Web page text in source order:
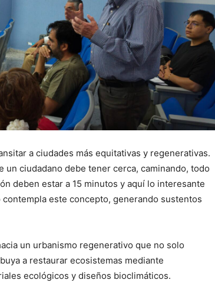
a ciudades más equitativas y regenerativas.
un ciudadano debe tener cerca, caminando, todo
deben estar a 15 minutos y aquí lo interesante
este concepto, generando sustentos
un urbanismo regenerativo que no solo
a restaurar ecosistemas mediante
ecológicos y diseños bioclimáticos.